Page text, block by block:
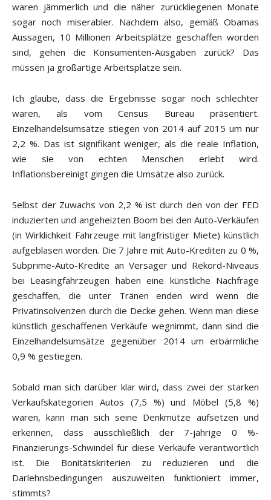
waren jämmerlich und die näher zurückliegenen Monate
sogar noch miserabler. Nachdem also, gemäß Obamas
Aussagen, 10 Millionen Arbeitsplätze geschaffen worden
sind, gehen die Konsumenten-Ausgaben zurück? Das
müssen ja großartige Arbeitsplätze sein.
Ich glaube, dass die Ergebnisse sogar noch schlechter
waren, als vom Census Bureau präsentiert.
Einzelhandelsumsätze stiegen von 2014 auf 2015 um nur
2,2 %. Das ist signifikant weniger, als die reale Inflation,
wie sie von echten Menschen erlebt wird.
Inflationsbereinigt gingen die Umsätze also zurück.
Selbst der Zuwachs von 2,2 % ist durch den von der FED
induzierten und angeheizten Boom bei den Auto-Verkäufen
(in Wirklichkeit Fahrzeuge mit langfristiger Miete) künstlich
aufgeblasen worden. Die 7 Jahre mit Auto-Krediten zu 0 %,
Subprime-Auto-Kredite an Versager und Rekord-Niveaus
bei Leasingfahrzeugen haben eine künstliche Nachfrage
geschaffen, die unter Tränen enden wird wenn die
Privatinsolvenzen durch die Decke gehen. Wenn man diese
künstlich geschaffenen Verkäufe wegnimmt, dann sind die
Einzelhandelsumsätze gegenüber 2014 um erbärmliche
0,9 % gestiegen.
Sobald man sich darüber klar wird, dass zwei der starken
Verkaufskategorien Autos (7,5 %) und Möbel (5,8 %)
waren, kann man sich seine Denkmütze aufsetzen und
erkennen, dass ausschließlich der 7-jährige 0 %-
Finanzierungs-Schwindel für diese Verkäufe verantwortlich
ist. Die Bonitätskriterien zu reduzieren und die
Darlehnsbedingungen auszuweiten funktioniert immer,
stimmts?